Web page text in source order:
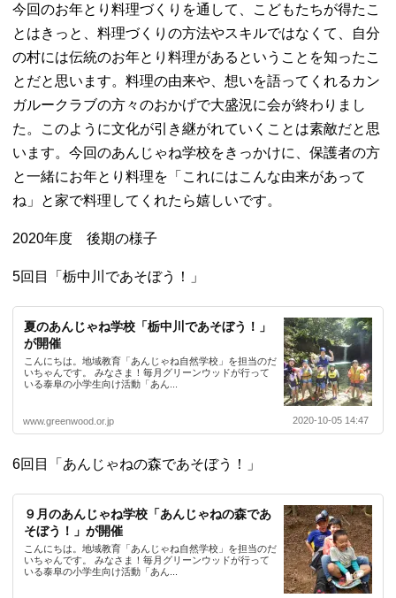
今回のお年とり料理づくりを通して、こどもたちが得たこ
とはきっと、料理づくりの方法やスキルではなくて、自分
の村には伝統のお年とり料理があるということを知ったこ
とだと思います。料理の由来や、想いを語ってくれるカン
ガルークラブの方々のおかげで大盛況に会が終わりまし
た。このように文化が引き継がれていくことは素敵だと思
います。今回のあんじゃね学校をきっかけに、保護者の方
と一緒にお年とり料理を「これにはこんな由来があって
ね」と家で料理してくれたら嬉しいです。
2020年度 後期の様子
5回目「栃中川であそぼう！」
夏のあんじゃね学校「栃中川であそぼう！」
が開催
こんにちは。地域教育「あんじゃね自然学校」を担当のだ
いちゃんです。 みなさま！毎月グリーンウッドが行って
いる泰阜の小学生向け活動「あん...
www.greenwood.or.jp 2020-10-05 14:47
6回目「あんじゃねの森であそぼう！」
９月のあんじゃね学校「あんじゃねの森であ
そぼう！」が開催
こんにちは。地域教育「あんじゃね自然学校」を担当のだ
いちゃんです。 みなさま！毎月グリーンウッドが行って
いる泰阜の小学生向け活動「あん...